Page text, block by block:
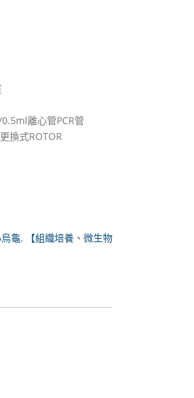
離心管PCR管
換式ROTOR
龜,
【組織培養、微生物